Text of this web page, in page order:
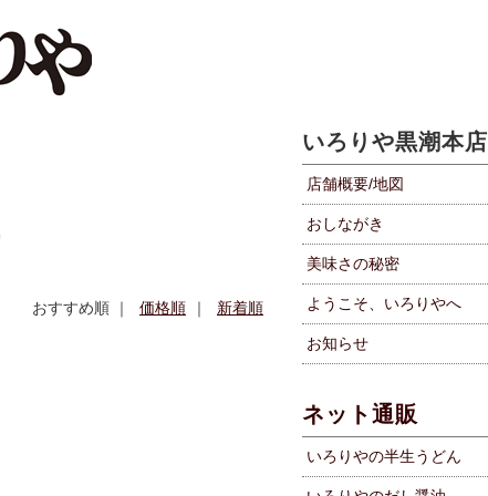
おすすめ順 ｜ 価格順 ｜ 新着順
いろりや黒潮本店
店舗概要/地図
おしながき
美味さの秘密
ようこそ、いろりやへ
お知らせ
ネット通販
いろりやの半生うどん